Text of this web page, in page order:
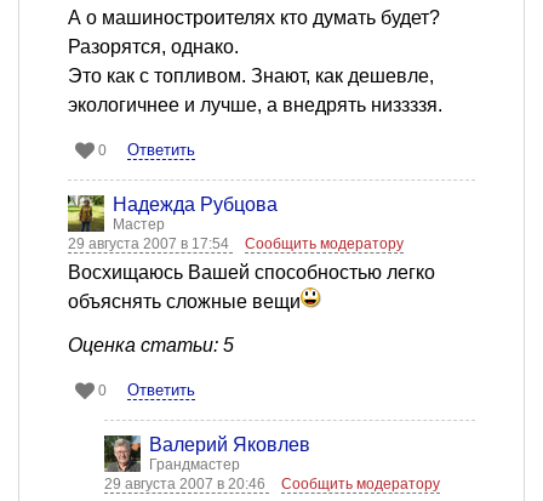
А о машиностроителях кто думать будет?
Разорятся, однако.
Это как с топливом. Знают, как дешевле,
экологичнее и лучше, а внедрять низзззя.
0 Ответить
Надежда Рубцова
Мастер
29 августа 2007 в 17:54
Сообщить модератору
Восхищаюсь Вашей способностью легко
объяснять сложные вещи
Оценка статьи: 5
0 Ответить
Валерий Яковлев
Грандмастер
29 августа 2007 в 20:46
Сообщить модератору